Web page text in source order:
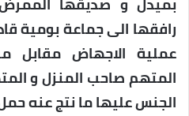
رافقها الى جماعة بومية
عملية الاجهاض مقابل
المتهم صاحب المنزل و
الجنس عليها ما نتج عنه